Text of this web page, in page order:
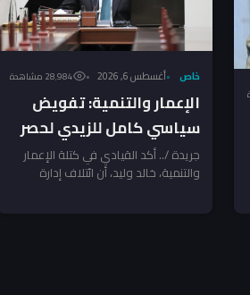
خاص أغسطس 6, 2026 28٬984 مشاهدة
الإعمار والتنمية: تفويض
سياسي كامل للزيدي لحصر
السلاح بعد أيلول.. ومكافحة
الإرهاب تنتظر المخالفين!
جريدة /.. أكد القيادي في كتلة الإعمار
والتنمية، خالد وليد، أن ائتلاف إدارة